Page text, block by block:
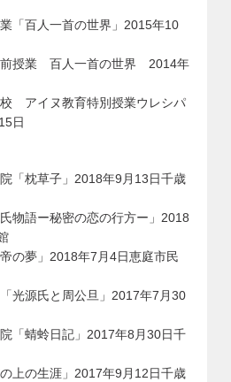
「百人一首の世界」2015年10
前授業 百人一首の世界 2014年
校 アイヌ教育特別授業ウレシパ
日
「枕草子」2018年9月13日千歳
物語ー秘密の恋の行方ー」2018
の夢」2018年7月4日恵庭市民
光源氏と周公旦」2017年7月30
「蜻蛉日記」2017年8月30日千
上の生涯」2017年9月12日千歳